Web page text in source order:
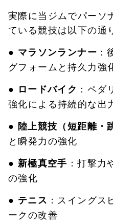
実際に当ジムでパーソ
ている競技は以下の通
● マラソンランナー
グフォームと持久力強
● ロードバイク ：ペダ
強化による持続的な出
● 陸上競技（短距離・
と瞬発力の強化
● 新極真空手 ：打撃力
の強化
● テニス ：スイングス
ークの改善